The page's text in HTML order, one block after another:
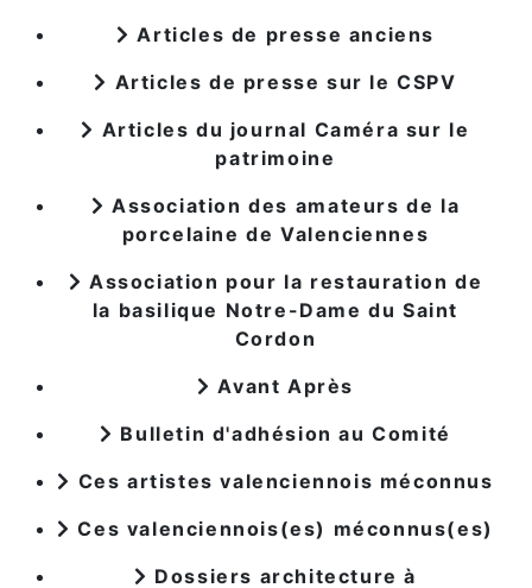
Articles de presse anciens
Articles de presse sur le CSPV
Articles du journal Caméra sur le
patrimoine
Association des amateurs de la
porcelaine de Valenciennes
Association pour la restauration de
la basilique Notre-Dame du Saint
Cordon
Avant Après
Bulletin d'adhésion au Comité
Ces artistes valenciennois méconnus
Ces valenciennois(es) méconnus(es)
Dossiers architecture à